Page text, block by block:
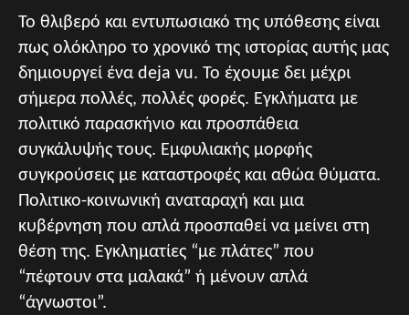
Το θλιβερό και εντυπωσιακό της υπόθεσης είναι
πως ολόκληρο το χρονικό της ιστορίας αυτής μας
δημιουργεί ένα deja vu. Το έχουμε δει μέχρι
σήμερα πολλές, πολλές φορές. Εγκλήματα με
πολιτικό παρασκήνιο και προσπάθεια
συγκάλυψής τους. Εμφυλιακής μορφής
συγκρούσεις με καταστροφές και αθώα θύματα.
Πολιτικο-κοινωνική αναταραχή και μια
κυβέρνηση που απλά προσπαθεί να μείνει στη
θέση της. Εγκληματίες “με πλάτες” που
“πέφτουν στα μαλακά” ή μένουν απλά
“άγνωστοι”.